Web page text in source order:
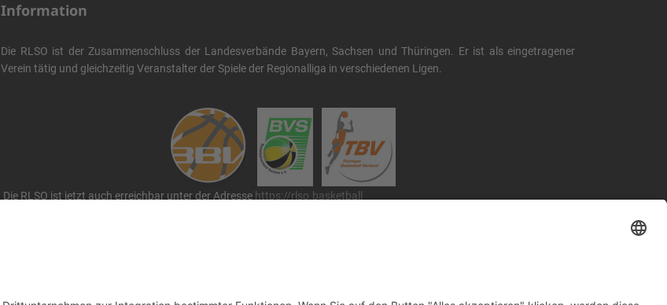
Information
Die RLSO ist der Zusammenschluss der Landesverbände Bayern, Sachsen und Thüringen. Er ist als eingetragener
Verein tätig und gleichzeitig Veranstalter der Spiele der Regionalliga in verschiedenen Ligen.
Die RLSO ist jetzt auch erreichbar unter der Adresse https://rlso.basketball